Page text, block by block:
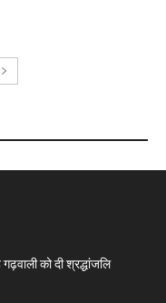
को दी श्रद्धांजलि